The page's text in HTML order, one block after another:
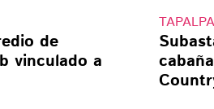
de
vinculado a
TAPALPA